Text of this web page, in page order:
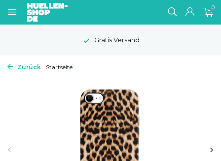
0
Gratis Versand
Zurück Startseite